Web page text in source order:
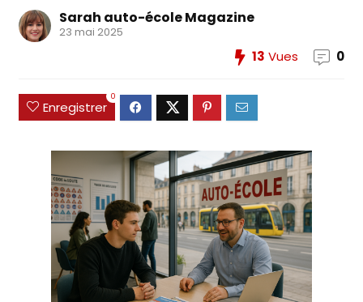
Sarah auto-école Magazine
23 mai 2025
13 Vues 0
Enregistrer
0